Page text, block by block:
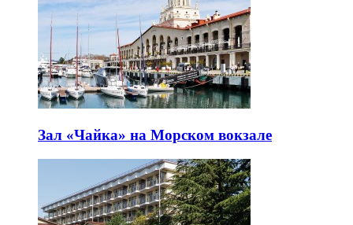
Зал «Чайка» на Морском вокзале